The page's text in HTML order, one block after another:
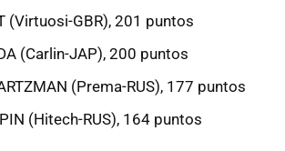
(Virtuosi-GBR), 201 puntos
(Carlin-JAP), 200 puntos
(Prema-RUS), 177 puntos
(Hitech-RUS), 164 puntos